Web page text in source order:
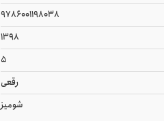
9786001198038
1398
5
رقعی
شومیز